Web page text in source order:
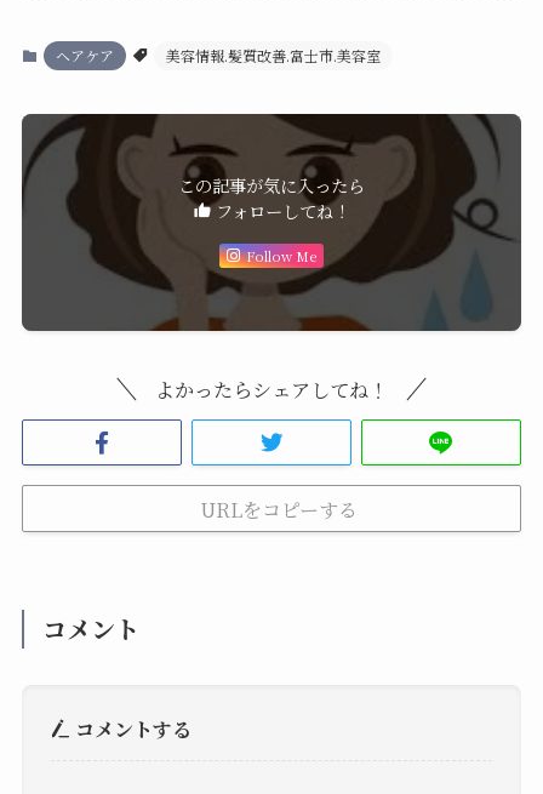
ヘアケア 美容情報.髪質改善.富士市.美容室
この記事が気に入ったら
フォローしてね！
Follow Me
よかったらシェアしてね！
URLをコピーする
コメント
コメントする